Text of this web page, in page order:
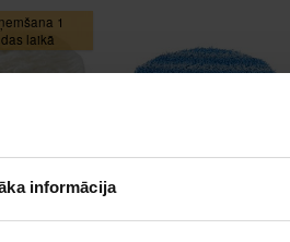
informācija
1
laikā
vilna
TW-PT